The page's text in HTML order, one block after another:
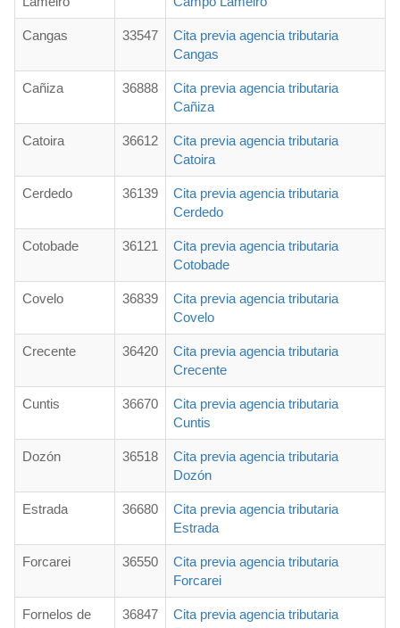
Cangas 33547
Cita previa agencia tributaria
Cangas
Cañiza 36888
Cita previa agencia tributaria
Cañiza
Catoira 36612
Cita previa agencia tributaria
Catoira
Cerdedo 36139
Cita previa agencia tributaria
Cerdedo
Cotobade 36121
Cita previa agencia tributaria
Cotobade
Covelo 36839
Cita previa agencia tributaria
Covelo
Crecente 36420
Cita previa agencia tributaria
Crecente
Cuntis 36670
Cita previa agencia tributaria
Cuntis
Dozón 36518
Cita previa agencia tributaria
Dozón
Estrada 36680
Cita previa agencia tributaria
Estrada
Forcarei 36550
Cita previa agencia tributaria
Forcarei
Fornelos de
36847
Cita previa agencia tributaria